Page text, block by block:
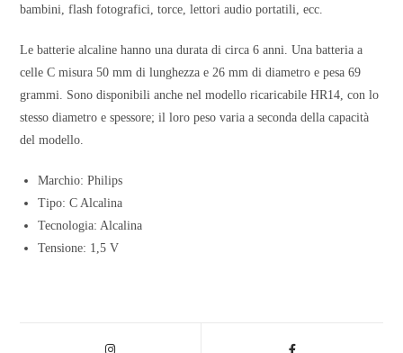
bambini, flash fotografici, torce, lettori audio portatili, ecc.
Le batterie alcaline hanno una durata di circa 6 anni. Una batteria a
celle C misura 50 mm di lunghezza e 26 mm di diametro e pesa 69
grammi. Sono disponibili anche nel modello ricaricabile HR14, con lo
stesso diametro e spessore; il loro peso varia a seconda della capacità
del modello.
Marchio: Philips
Tipo: C Alcalina
Tecnologia: Alcalina
Tensione: 1,5 V